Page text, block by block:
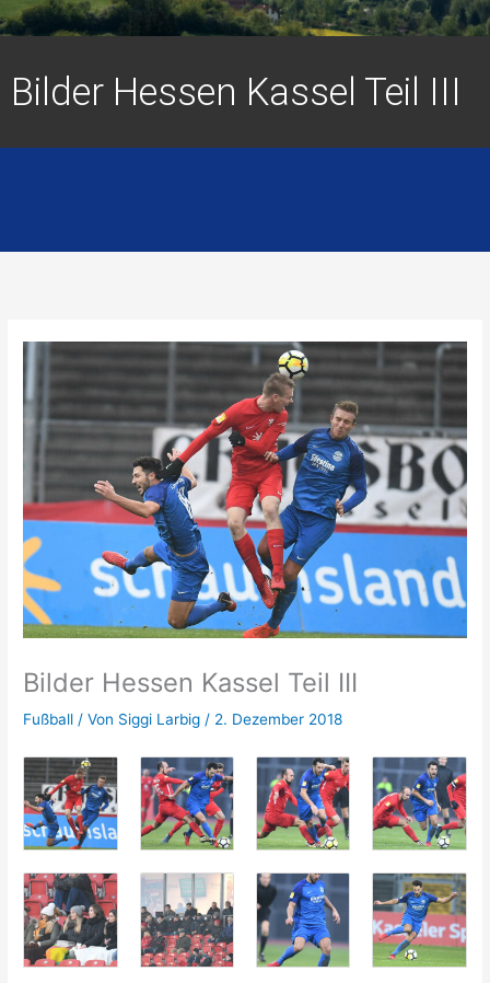
Bilder Hessen Kassel Teil III
Bilder Hessen Kassel Teil III
Fußball / Von Siggi Larbig/ 2. Dezember 2018